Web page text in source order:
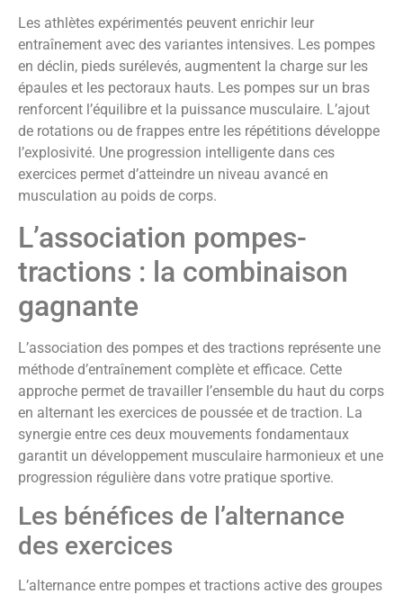
Les athlètes expérimentés peuvent enrichir leur
entraînement avec des variantes intensives. Les pompes
en déclin, pieds surélevés, augmentent la charge sur les
épaules et les pectoraux hauts. Les pompes sur un bras
renforcent l’équilibre et la puissance musculaire. L’ajout
de rotations ou de frappes entre les répétitions développe
l’explosivité. Une progression intelligente dans ces
exercices permet d’atteindre un niveau avancé en
musculation au poids de corps.
L’association pompes-
tractions : la combinaison
gagnante
L’association des pompes et des tractions représente une
méthode d’entraînement complète et efficace. Cette
approche permet de travailler l’ensemble du haut du corps
en alternant les exercices de poussée et de traction. La
synergie entre ces deux mouvements fondamentaux
garantit un développement musculaire harmonieux et une
progression régulière dans votre pratique sportive.
Les bénéfices de l’alternance
des exercices
L’alternance entre pompes et tractions active des groupes